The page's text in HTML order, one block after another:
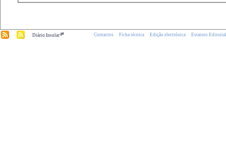
Diário Insular.pt Contactos Ficha técnica Edição electrónica Estatuto Editorial